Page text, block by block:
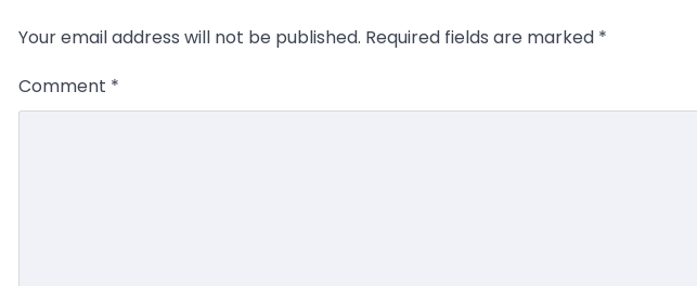
Your email address will not be published. Required fields are marked *
Comment *